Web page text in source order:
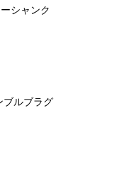
ーシャンク
ブルブラグ